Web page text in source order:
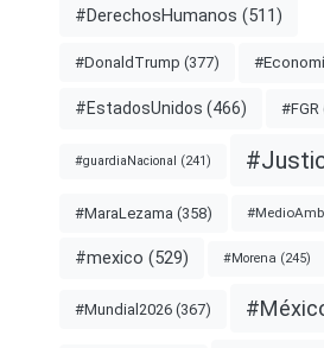
#DerechosHumanos (511)
#DonaldTrump (377)
#EstadosUnidos (466) #FGR
#guardiaNacional (241)
#MaraLezama (358)
#mexico (529) #Morena (245)
#Mundial2026 (367)